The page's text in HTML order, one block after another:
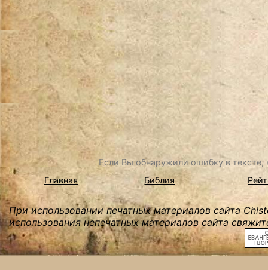
Если Вы обнаружили ошибку в
Главная
Библия
При использовании печатных материалов сайта
использования непечатных материалов сайта